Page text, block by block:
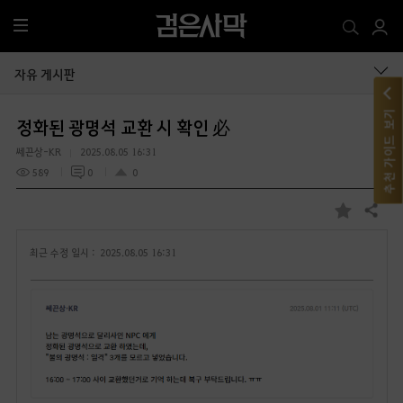
전
체
메
자유 게시판
정화된 광명석 교환 시 확인 必
쎄끈상-KR
2025.08.05 16:31
589
0 0
즐
공유하기
최근 수정 일시 : 2025.08.05 16:31
추천 가이드 보기